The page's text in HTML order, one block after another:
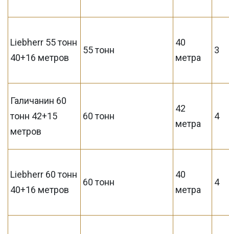
Liebherr 55 тонн
40+16 метров
55 тонн
40
метра
3
Галичанин 60
тонн 42+15
метров
60 тонн
42
метра
4
Liebherr 60 тонн
40+16 метров
60 тонн
40
метра
4